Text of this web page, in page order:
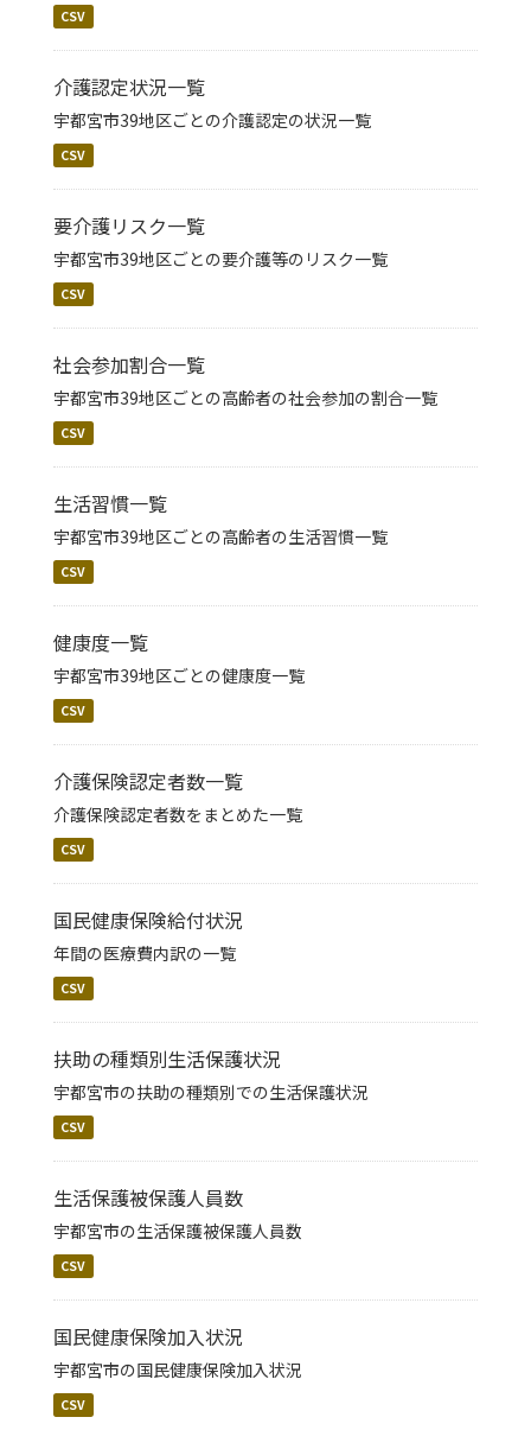
CSV
介護認定状況一覧
宇都宮市39地区ごとの介護認定の状況一覧
CSV
要介護リスク一覧
宇都宮市39地区ごとの要介護等のリスク一覧
CSV
社会参加割合一覧
宇都宮市39地区ごとの高齢者の社会参加の割合一覧
CSV
生活習慣一覧
宇都宮市39地区ごとの高齢者の生活習慣一覧
CSV
健康度一覧
宇都宮市39地区ごとの健康度一覧
CSV
介護保険認定者数一覧
介護保険認定者数をまとめた一覧
CSV
国民健康保険給付状況
年間の医療費内訳の一覧
CSV
扶助の種類別生活保護状況
宇都宮市の扶助の種類別での生活保護状況
CSV
生活保護被保護人員数
宇都宮市の生活保護被保護人員数
CSV
国民健康保険加入状況
宇都宮市の国民健康保険加入状況
CSV